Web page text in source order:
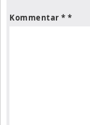
Kommentar *